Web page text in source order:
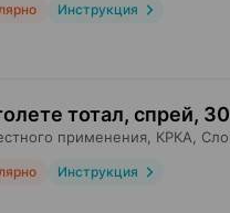
Инструкция
тотал, спрей,
применения, КРКА ,
Инструкция